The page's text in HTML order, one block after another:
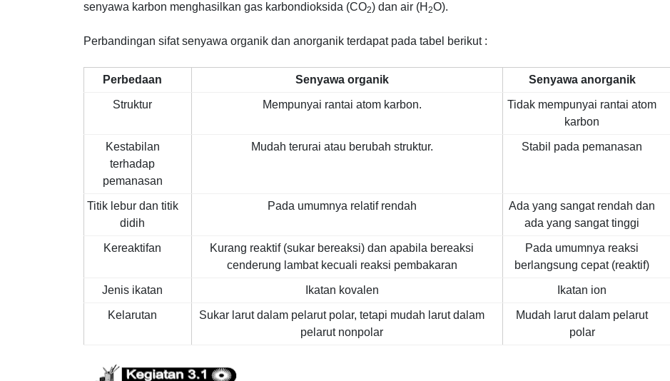
senyawa karbon menghasilkan gas karbondioksida (CO2) dan air (H 2O).
Perbandingan sifat senyawa organik dan anorganik terdapat pada tabel berikut :
Perbedaan Senyawa organik Senyawa anorganik
Struktur Mempunyai rantai atom karbon.
Tidak mempunyai rantai atom
karbon
Kestabilan
terhadap
pemanasan
Mudah terurai atau berubah struktur. Stabil pada pemanasan
Titik lebur dan titik
didih
Pada umumnya relatif rendah
Ada yang sangat rendah dan
ada yang sangat tinggi
Kereaktifan
Kurang reaktif (sukar bereaksi) dan apabila bereaksi
cenderung lambat kecuali reaksi pembakaran
Pada umumnya reaksi
berlangsung cepat (reaktif)
Jenis ikatan Ikatan kovalen Ikatan ion
Kelarutan
Sukar larut dalam pelarut polar, tetapi mudah larut dalam
pelarut nonpolar
Mudah larut dalam pelarut
polar